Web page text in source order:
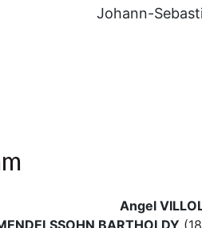
Johann-
Angel
BARTHOLDY